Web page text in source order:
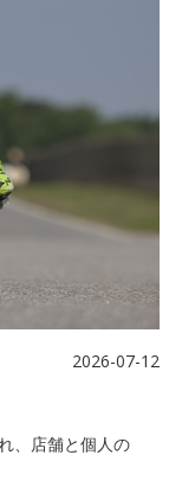
2026-07-12
、店舗と個人の